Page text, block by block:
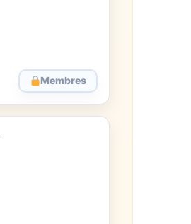
Membres